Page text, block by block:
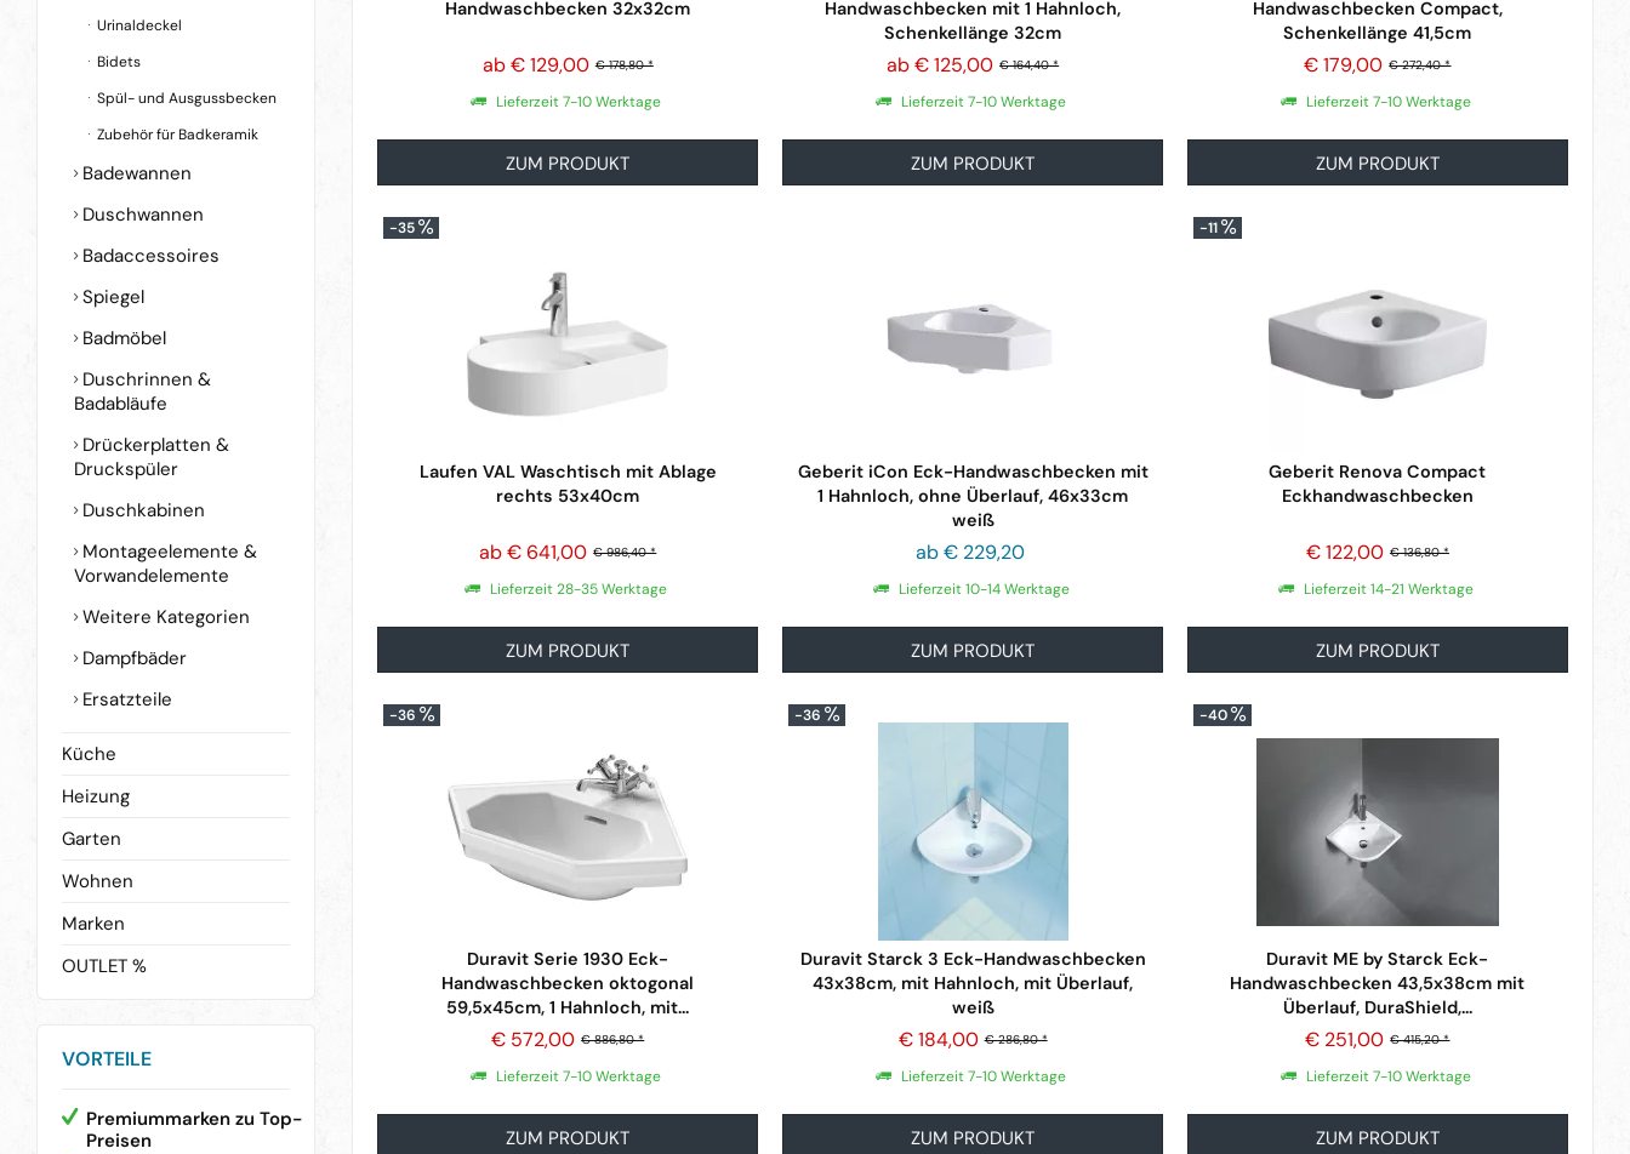
Urinaldeckel
Bidets
Spül- und Ausgussbecken
Zubehör für Badkeramik
Badewannen
Duschwannen
Badaccessoires
Spiegel
Badmöbel
Duschrinnen &
Badabläufe
Drückerplatten &
Druckspüler
Duschkabinen
Montageelemente &
Vorwandelemente
Weitere Kategorien
Dampfbäder
Ersatzteile
Küche
Heizung
Garten
Wohnen
Marken
OUTLET %
VORTEILE
Premiummarken zu Top-
Preisen
Handwaschbecken 32x32cm
€ 178,80 *
ab € 129,00
Lieferzeit 7-10 Werktage
ZUM PRODUKT
Handwaschbecken mit 1 Hahnloch,
Schenkellänge 32cm
€ 164,40 *
ab € 125,00
Lieferzeit 7-10 Werktage
ZUM PRODUKT
Handwaschbecken Compact,
Schenkellänge 41,5cm
€ 272,40 *
€ 179,00
Lieferzeit 7-10 Werktage
ZUM PRODUKT
-35
Laufen VAL Waschtisch mit Ablage
rechts 53x40cm
€ 986,40 *
ab € 641,00
Lieferzeit 28-35 Werktage
ZUM PRODUKT
Geberit iCon Eck-Handwaschbecken mit
1 Hahnloch, ohne Überlauf, 46x33cm
weiß
ab € 229,20
Lieferzeit 10-14 Werktage
ZUM PRODUKT
-11
Geberit Renova Compact
Eckhandwaschbecken
€ 136,80 *
€ 122,00
Lieferzeit 14-21 Werktage
ZUM PRODUKT
-36
Duravit Serie 1930 Eck-
Handwaschbecken oktogonal
59,5x45cm, 1 Hahnloch, mit...
€ 886,80 *
€ 572,00
Lieferzeit 7-10 Werktage
ZUM PRODUKT
-36
Duravit Starck 3 Eck-Handwaschbecken
43x38cm, mit Hahnloch, mit Überlauf,
weiß
€ 286,80 *
€ 184,00
Lieferzeit 7-10 Werktage
ZUM PRODUKT
-40
Duravit ME by Starck Eck-
Handwaschbecken 43,5x38cm mit
Überlauf, DuraShield,...
€ 415,20 *
€ 251,00
Lieferzeit 7-10 Werktage
ZUM PRODUKT